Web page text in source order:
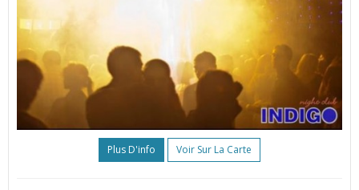
Plus D'info Voir Sur La Carte